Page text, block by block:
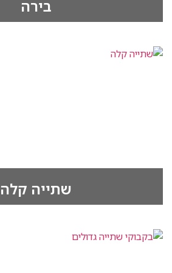
‫בירה
‫שתייה קלה